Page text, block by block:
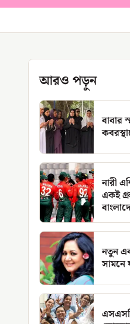
আরও পড়ুন
বাবার
নারী
একই
নতুন
সামনে